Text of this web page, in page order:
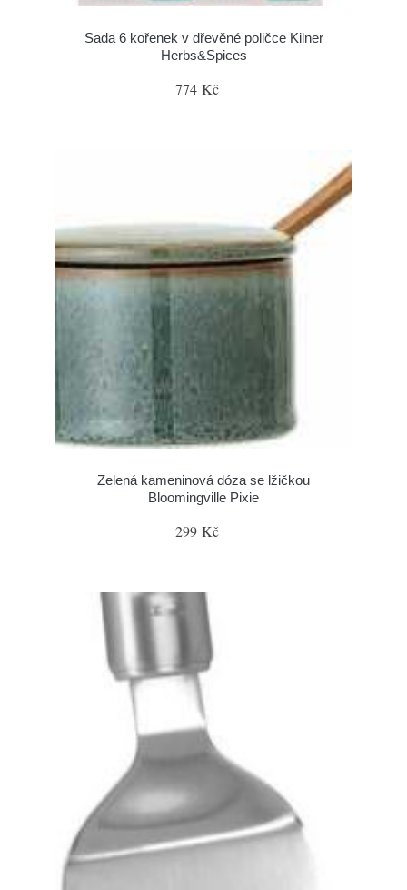
Sada 6 kořenek v dřevěné poličce Kilner
Herbs&Spices
774 Kč
Zelená kameninová dóza se lžičkou
Bloomingville Pixie
299 Kč